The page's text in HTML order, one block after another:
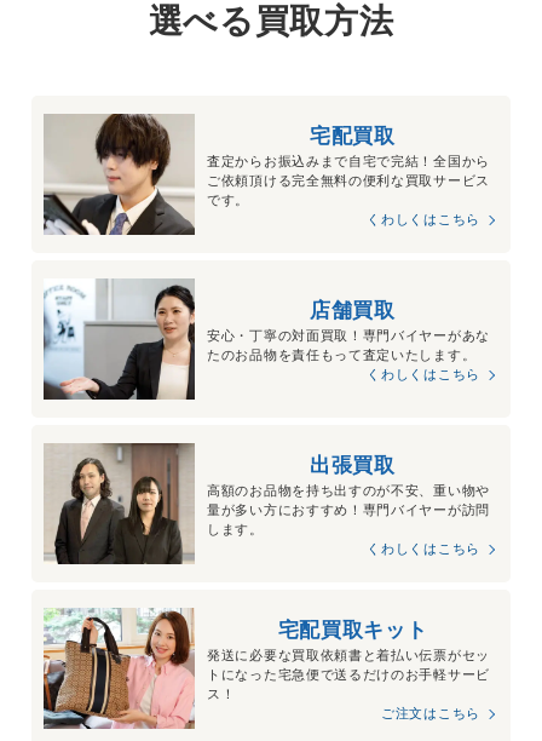
選べる買取方法
宅配買取
査定からお振込みまで自宅で完結！全国から
ご依頼頂ける完全無料の便利な買取サービス
です。
くわしくはこちら
店舗買取
安心・丁寧の対面買取！専門バイヤーがあな
たのお品物を責任もって査定いたします。
くわしくはこちら
出張買取
高額のお品物を持ち出すのが不安、重い物や
量が多い方におすすめ！専門バイヤーが訪問
します。
くわしくはこちら
宅配買取キット
発送に必要な買取依頼書と着払い伝票がセッ
トになった宅急便で送るだけのお手軽サービ
ス！
ご注文はこちら